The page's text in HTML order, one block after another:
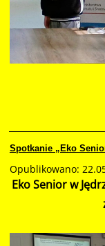
Spotkanie „Eko
Opublikowano:
Eko Senior w